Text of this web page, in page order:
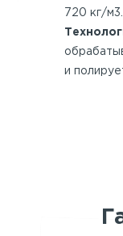
720 кг/м3.
и